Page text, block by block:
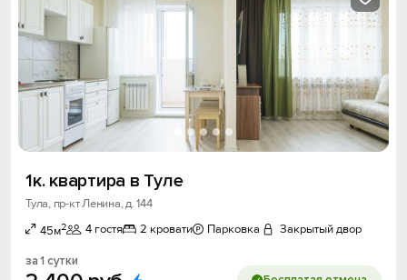
1к. квартира в Туле
Тула, пр-кт Ленина, д. 144
45м2 4 гостя 2 кровати Парковка Закрытый двор
за 1 сутки